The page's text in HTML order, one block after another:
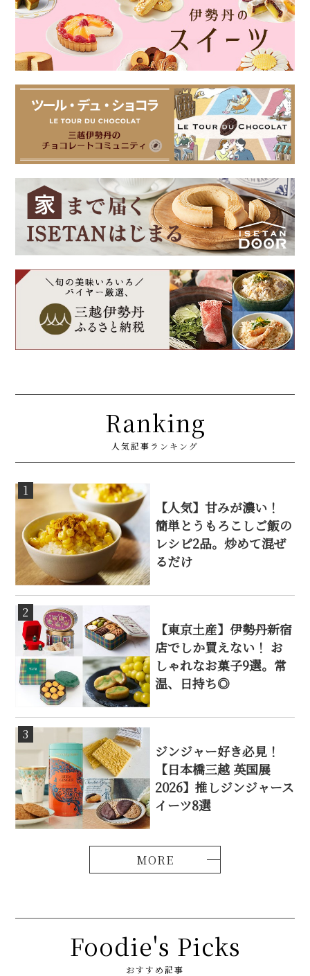
Ranking
人気記事ランキング
1
【人気】甘みが濃い！
簡単とうもろこしご飯の
レシピ2品。炒めて混ぜ
るだけ
2
【東京土産】伊勢丹新宿
店でしか買えない！ お
しゃれなお菓子9選。常
温、日持ち◎
3
ジンジャー好き必見！
【日本橋三越 英国展
2026】推しジンジャース
イーツ8選
Foodie's Picks
おすすめ記事